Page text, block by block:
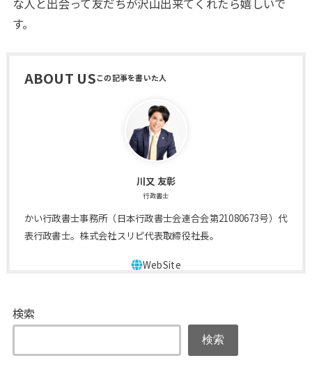
な人と出会って友だちが沢山出来てくれたら嬉しいで
す。
ABOUT US
川又 友彰
行政書士
かい行政書士事務所（日本行政書士会連合会第21080673号）代
表行政書士。株式会社スリピ代表取締役社長。
検索
検索